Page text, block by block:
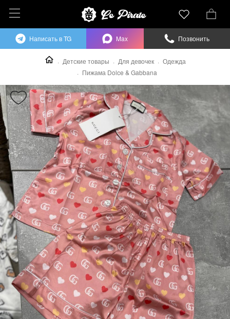
Детские товары Для девочек
Одежда
Пижама Dolce & Gabbana
Написать в TG Max Позвонить